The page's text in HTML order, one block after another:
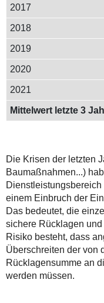
2017
2018
2019
2020
2021
Mittelwert letzte 3
Die Krisen der letzten
Baumaßnahmen...)
einem Einbruch der
Das bedeutet, die
sichere Rücklagen
Risiko besteht, dass
Überschreiten der von
Rücklagensumme an
werden müssen.